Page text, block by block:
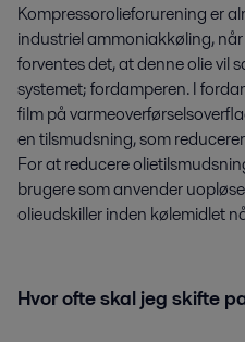
Kompressorolieforurening er
industriel ammoniakkøling,
forventes det, at denne olie vil
systemet; fordamperen. I
film på
en tilsmudsning, som
For at reducere
brugere som anvender
olieudskiller inden kølemidlet
Hvor ofte skal jeg skifte